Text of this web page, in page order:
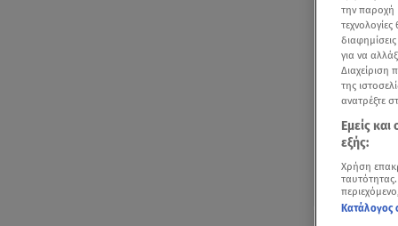
την παροχή
για να
Διαχείριση
της
ανατρέξτε
Εμείς
εξής:
Χρήση
Κατάλογος